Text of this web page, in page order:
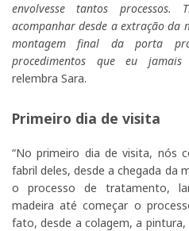
envolvesse tantos processos.
acompanhar desde a extração
montagem final da porta
procedimentos que eu jamais
relembra Sara.
Primeiro dia de visita
“No primeiro dia de visita, nós
fabril deles, desde a chegada da
o processo de tratamento,
madeira até começar o
fato, desde a colagem, a